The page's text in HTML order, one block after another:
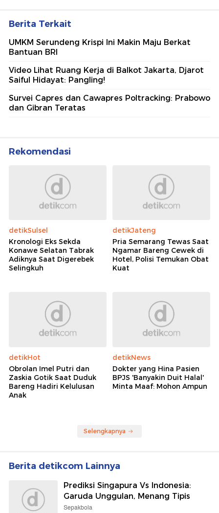
Berita Terkait
UMKM Serundeng Krispi Ini Makin Maju Berkat
Bantuan BRI
Video Lihat Ruang Kerja di Balkot Jakarta, Djarot
Saiful Hidayat: Pangling!
Survei Capres dan Cawapres Poltracking: Prabowo
dan Gibran Teratas
Rekomendasi
detikSulsel
Kronologi Eks Sekda
Konawe Selatan Tabrak
Adiknya Saat Digerebek
Selingkuh
detikJateng
Pria Semarang Tewas Saat
Ngamar Bareng Cewek di
Hotel, Polisi Temukan Obat
Kuat
detikHot
Obrolan Imel Putri dan
Zaskia Gotik Saat Duduk
Bareng Hadiri Kelulusan
Anak
detikNews
Dokter yang Hina Pasien
BPJS 'Banyakin Duit Halal'
Minta Maaf: Mohon Ampun
Selengkapnya
Berita detikcom Lainnya
Prediksi Singapura Vs Indonesia:
Garuda Unggulan, Menang Tipis
Sepakbola